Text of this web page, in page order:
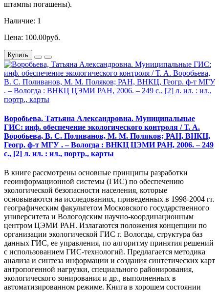
штампы погашены).
Наличие: 1
Цена: 100.00руб.
Купить
Воробьева, Татьяна Александровна. Муниципальные
ГИС: инф. обеспечение экологического контроля / Т. А.
Воробьева, В. С. Поливанов, М. М. Поляков; РАН, ВНКЦ,
Геогр. ф-т МГУ . – Вологда : ВНКЦ ЦЭМИ РАН, 2006. – 249
с., [2] л. ил. : ил., портр., карты
В книге рассмотрены основные принципы разработки
геоинформационной системы (ГИС) по обеспечению
экологической безопасности населения, которые
основываются на исследованиях, приведенных в 1998-2004 гг.
географическим факультетом Московского государственного
университета и Вологодским научно-координационным
центром ЦЭМИ РАН. Излагаются положения концепции по
организации экологической ГИС г. Вологды, структура баз
данных ГИС, ее управления, по алгоритму принятия решений
с использованием ГИС-технологий. Предлагается методика
анализа и синтеза информации и создания синтетических карт
антропогенной нагрузки, специального районирования,
экологического зонирования и др., выполненных в
автоматизированном режиме. Книга в хорошем состоянии